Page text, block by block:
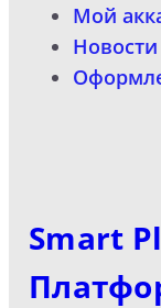
Мой
Новости
Smart